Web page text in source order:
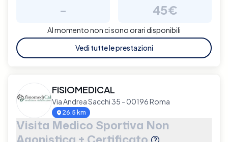
- 45€
Al momento non ci sono orari disponibili
Vedi tutte le prestazioni
FISIOMEDICAL
Via Andrea Sacchi 35 - 00196 Roma
26.5 km
Visita Medico Sportiva Non